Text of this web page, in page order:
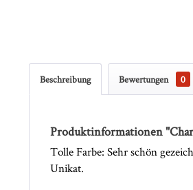
Beschreibung Bewertungen 0
Produktinformationen
Tolle Farbe: Sehr schön
Unikat.